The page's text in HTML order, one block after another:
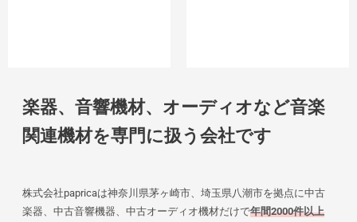
楽器、音響機材、オーディオなど音楽
関連機材を専門に扱う会社です
株式会社papricaは神奈川県茅ヶ崎市、埼玉県八潮市を拠点に中古
楽器、中古音響機器、中古オーディオ機材だけで年間2000件以上